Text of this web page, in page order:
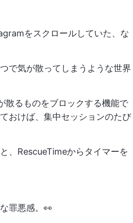
をスクロールしていた、な
で気が散ってしまうような世界
散るものをブロックする機能で
おけば、集中セッションのたび
、RescueTimeからタイマーを
罪悪感。👀